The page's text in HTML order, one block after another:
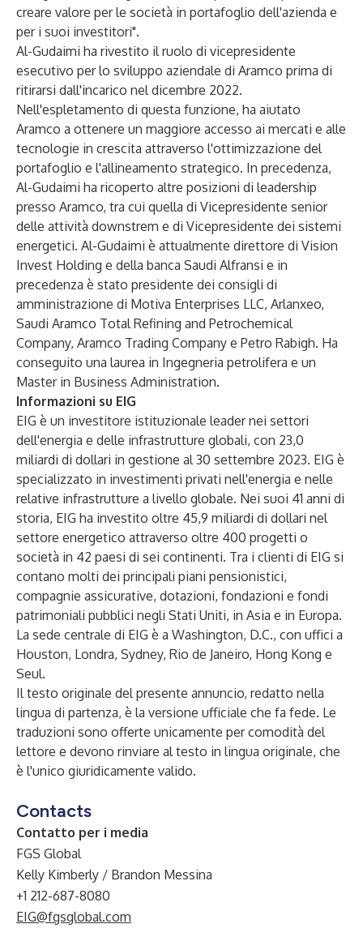
creare valore per le società in portafoglio dell'azienda e
per i suoi investitori".
Al-Gudaimi ha rivestito il ruolo di vicepresidente
esecutivo per lo sviluppo aziendale di Aramco prima di
ritirarsi dall'incarico nel dicembre 2022.
Nell'espletamento di questa funzione, ha aiutato
Aramco a ottenere un maggiore accesso ai mercati e alle
tecnologie in crescita attraverso l'ottimizzazione del
portafoglio e l'allineamento strategico. In precedenza,
Al-Gudaimi ha ricoperto altre posizioni di leadership
presso Aramco, tra cui quella di Vicepresidente senior
delle attività downstrem e di Vicepresidente dei sistemi
energetici. Al-Gudaimi è attualmente direttore di Vision
Invest Holding e della banca Saudi Alfransi e in
precedenza è stato presidente dei consigli di
amministrazione di Motiva Enterprises LLC, Arlanxeo,
Saudi Aramco Total Refining and Petrochemical
Company, Aramco Trading Company e Petro Rabigh. Ha
conseguito una laurea in Ingegneria petrolifera e un
Master in Business Administration.
Informazioni su EIG
EIG è un investitore istituzionale leader nei settori
dell'energia e delle infrastrutture globali, con 23,0
miliardi di dollari in gestione al 30 settembre 2023. EIG è
specializzato in investimenti privati nell'energia e nelle
relative infrastrutture a livello globale. Nei suoi 41 anni di
storia, EIG ha investito oltre 45,9 miliardi di dollari nel
settore energetico attraverso oltre 400 progetti o
società in 42 paesi di sei continenti. Tra i clienti di EIG si
contano molti dei principali piani pensionistici,
compagnie assicurative, dotazioni, fondazioni e fondi
patrimoniali pubblici negli Stati Uniti, in Asia e in Europa.
La sede centrale di EIG è a Washington, D.C., con uffici a
Houston, Londra, Sydney, Rio de Janeiro, Hong Kong e
Seul.
Il testo originale del presente annuncio, redatto nella
lingua di partenza, è la versione ufficiale che fa fede. Le
traduzioni sono offerte unicamente per comodità del
lettore e devono rinviare al testo in lingua originale, che
è l'unico giuridicamente valido.
Contacts
Contatto per i media
FGS Global
Kelly Kimberly / Brandon Messina
+1 212-687-8080
EIG@fgsglobal.com